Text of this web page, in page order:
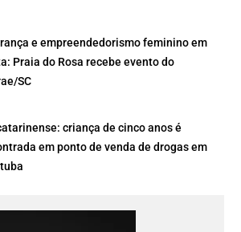
e empreendedorismo feminino em
Praia do Rosa recebe evento do
SC
criança de cinco anos é
em ponto de venda de drogas em